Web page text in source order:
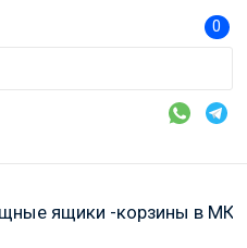
0
ящики -корзины в МК